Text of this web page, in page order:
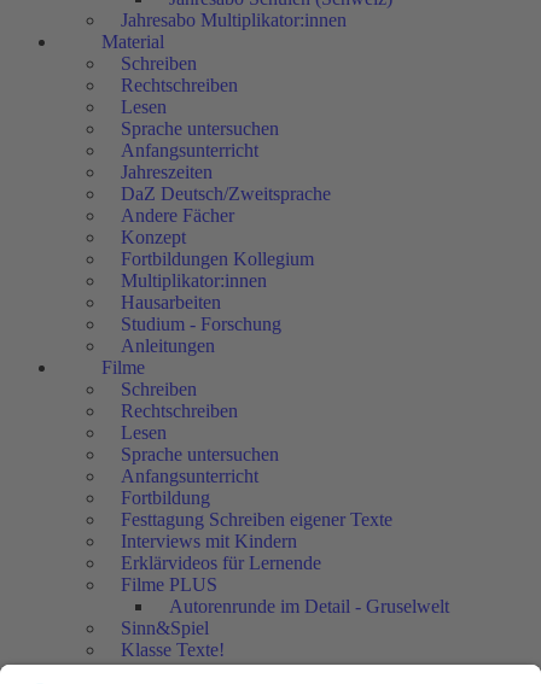
Jahresabo Multiplikator:innen
Material
Schreiben
Rechtschreiben
Lesen
Sprache untersuchen
Anfangsunterricht
Jahreszeiten
DaZ Deutsch/Zweitsprache
Andere Fächer
Konzept
Fortbildungen Kollegium
Multiplikator:innen
Hausarbeiten
Studium - Forschung
Anleitungen
Filme
Schreiben
Rechtschreiben
Lesen
Sprache untersuchen
Anfangsunterricht
Fortbildung
Festtagung Schreiben eigener Texte
Interviews mit Kindern
Erklärvideos für Lernende
Filme PLUS
Autorenrunde im Detail - Gruselwelt
Sinn&Spiel
Klasse Texte!
Filmausschnitte Grundschule